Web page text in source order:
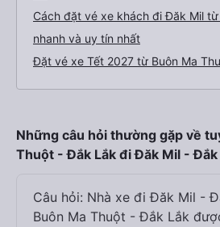
Cách đặt vé xe khách đi Đăk Mil
nhanh và uy tín nhất
Đặt vé xe Tết 2027 từ Buôn Ma
Những câu hỏi thường gặp về
Thuột - Đắk Lắk đi Đăk Mil - Đắk
Câu hỏi: Nhà xe đi Đăk Mil -
Buôn Ma Thuột - Đắk Lắk